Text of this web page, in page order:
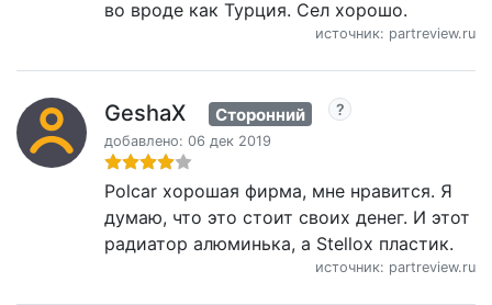
во вроде как Турция. Сел хорошо.
источник: partreview.ru
GeshaX Сторонний
добавлено: 06 дек 2019
Polcar хорошая фирма, мне нравится. Я
думаю, что это стоит своих денег. И этот
радиатор алюминька, а Stellox пластик.
источник: partreview.ru